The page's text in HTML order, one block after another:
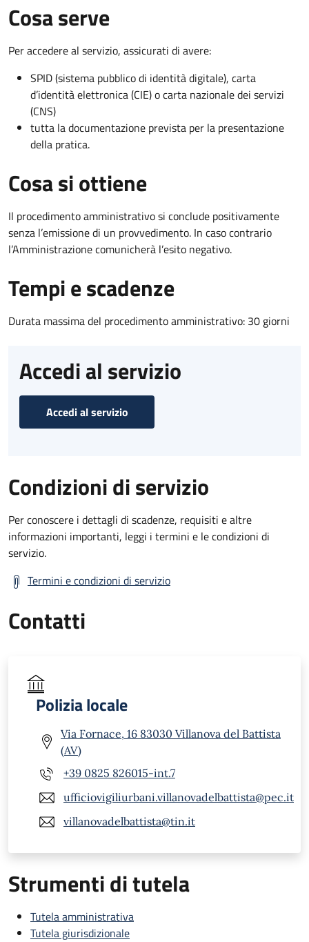
Cosa serve
Per accedere al servizio, assicurati di avere:
SPID (sistema pubblico di identità digitale), carta
d’identità elettronica (CIE) o carta nazionale dei servizi
(CNS)
tutta la documentazione prevista per la presentazione
della pratica.
Cosa si ottiene
Il procedimento amministrativo si conclude positivamente
senza l’emissione di un provvedimento. In caso contrario
l’Amministrazione comunicherà l’esito negativo.
Tempi e scadenze
Durata massima del procedimento amministrativo: 30 giorni
Accedi al servizio
Accedi al servizio
Condizioni di servizio
Per conoscere i dettagli di scadenze, requisiti e altre
informazioni importanti, leggi i termini e le condizioni di
servizio.
Termini e condizioni di servizio
Contatti
Polizia locale
Via Fornace, 16 83030 Villanova del Battista
(AV)
+39 0825 826015-int.7
ufficiovigiliurbani.villanovadelbattista@pec.it
villanovadelbattista@tin.it
Strumenti di tutela
Tutela amministrativa
Tutela giurisdizionale